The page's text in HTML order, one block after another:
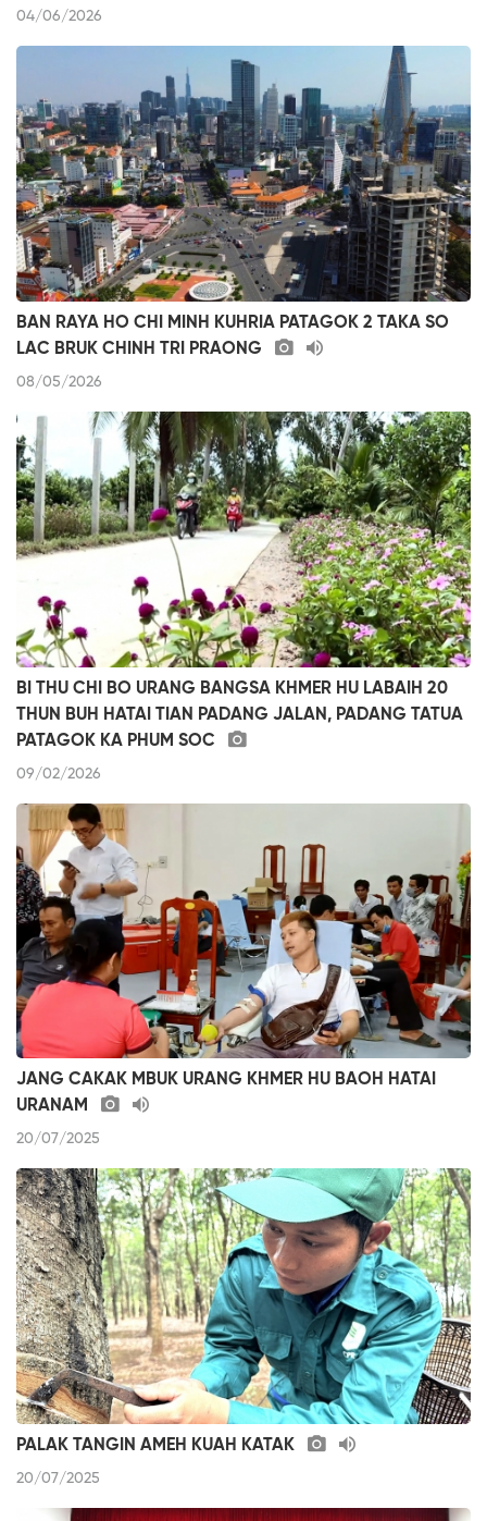
04/06/2026
BAN RAYA HO CHI MINH KUHRIA PATAGOK 2 TAKA SO
LAC BRUK CHINH TRI PRAONG
08/05/2026
BI THU CHI BO URANG BANGSA KHMER HU LABAIH 20
THUN BUH HATAI TIAN PADANG JALAN, PADANG TATUA
PATAGOK KA PHUM SOC
09/02/2026
JANG CAKAK MBUK URANG KHMER HU BAOH HATAI
URANAM
20/07/2025
PALAK TANGIN AMEH KUAH KATAK
20/07/2025